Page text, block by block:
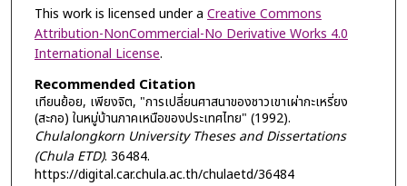
This work is licensed under a Creative Commons
Attribution-NonCommercial-No Derivative Works 4.0
International License.
Recommended Citation
เทียนย้อย, เพียงจิต, "การเปลี่ยนศาสนาของชาวเขาเผ่ากะเหรี่ยง
(สะกอ) ในหมู่บ้านภาคเหนือของประเทศไทย" (1992).
Chulalongkorn University Theses and Dissertations
(Chula ETD). 36484.
https://digital.car.chula.ac.th/chulaetd/36484